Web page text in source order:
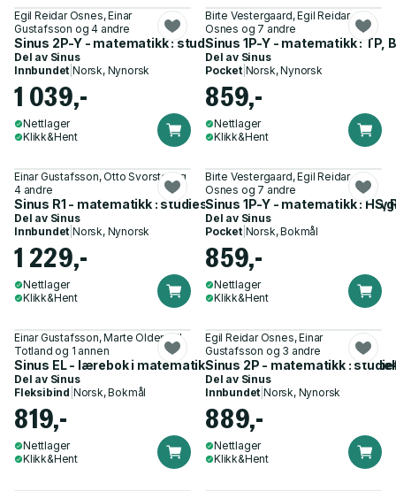
Egil Reidar Osnes, Einar
Gustafsson og 4 andre
Sinus 2P-Y - matematikk : studieførebuande vg3
Del av Sinus
Innbundet |Norsk, Nynorsk
1 039,-
Nettlager
Klikk&Hent
Birte Vestergaard, Egil Reidar
Osnes og 7 andre
Sinus 1P-Y - matematikk : TP,
Del av Sinus
Pocket| Norsk, Nynorsk
859,-
Nettlager
Klikk&Hent
Einar Gustafsson, Otto Svorstøl og
4 andre
Sinus R1 - matematikk : studiespesialiserende programfag
Del av Sinus
Innbundet |Norsk, Nynorsk
1 229,-
Nettlager
Klikk&Hent
Birte Vestergaard, Egil Reidar
Osnes og 7 andre
Sinus 1P-Y - matematikk : HS,
Del av Sinus
Pocket| Norsk, Bokmål
859,-
Nettlager
Klikk&Hent
Einar Gustafsson, Marte Oldervoll
Totland og 1 annen
Sinus EL - lærebok i matematikk 1P-Y for elektrofag og
Del av Sinus
Fleksibind Norsk, Bokmål
819,-
Nettlager
Klikk&Hent
Egil Reidar Osnes, Einar
Gustafsson og 3 andre
Sinus 2P - matematikk :
Del av Sinus
Innbundet |Norsk, Nynorsk
889,-
Nettlager
Klikk&Hent